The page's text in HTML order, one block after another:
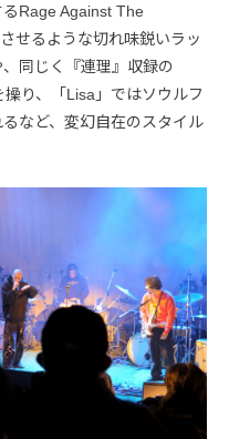
Rage Against The
せるような切れ味鋭いラッ
同じく『連理』収録の
操り、「Lisa」ではソウルフ
など、変幻自在のスタイル